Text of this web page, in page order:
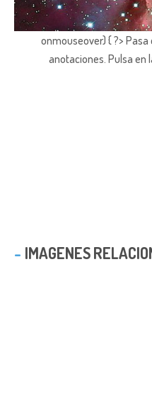
onmouseover) { ?>
anotaciones. Pulsa en
IMAGENES